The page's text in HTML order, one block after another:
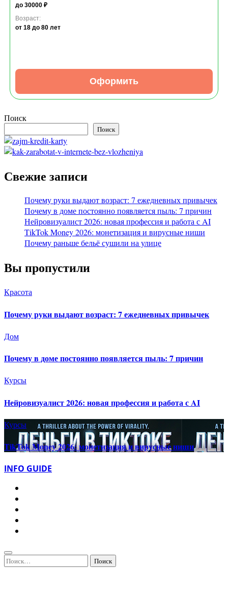
до 30000 ₽
Возраст:
от 18 до 80 лет
Оформить
Поиск
Поиск
Свежие записи
Почему руки выдают возраст: 7 ежедневных привычек
Почему в доме постоянно появляется пыль: 7 причин
Нейровизуалист 2026: новая профессия и работа с AI
TikTok Money 2026: монетизация и вирусные ниши
Почему раньше бельё сушили на улице
Вы пропустили
Красота
Почему руки выдают возраст: 7 ежедневных привычек
Дом
Почему в доме постоянно появляется пыль: 7 причин
Курсы
Нейровизуалист 2026: новая профессия и работа с AI
Курсы
TikTok Money 2026: монетизация и вирусные ниши
INFO GUIDE
Найти: